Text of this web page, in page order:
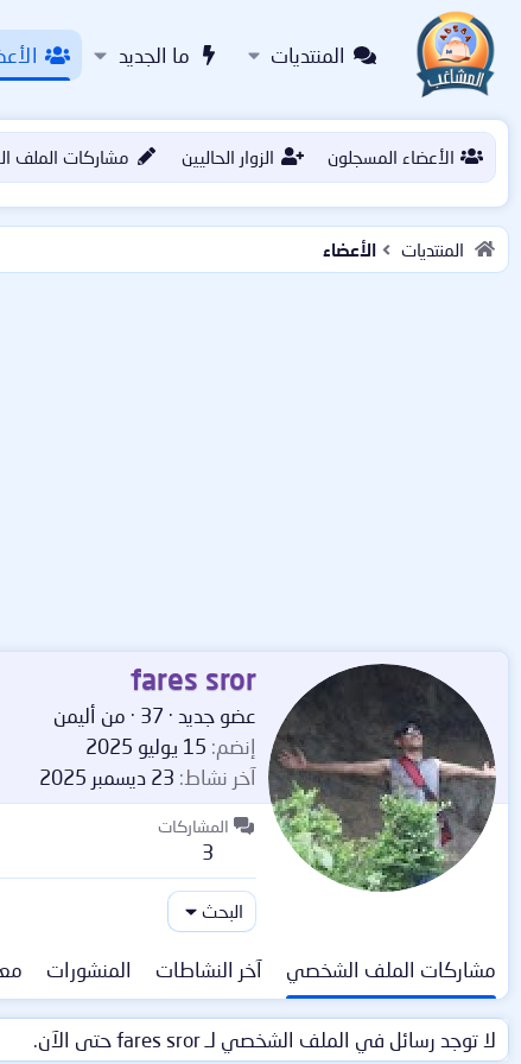
المنتديات ما الجديد
الأعضاء المسجلون الزوار الحاليين مشاركات الملف
المنتديات الأعضاء
fares sror
عضو جديد ·
· من أليمن
إنضم 15 يوليو 2025
آخر نشاط 23 ديسمبر 2025
المشاركات
3
البحث
مشاركات الملف الشخصي آخر النشاطات المنشورات
لا توجد رسائل في الملف الشخصي لـ fares sror حتى الآن.